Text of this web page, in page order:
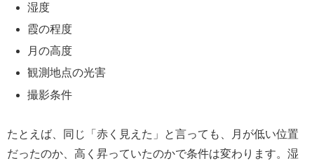
湿度
霞の程度
月の高度
観測地点の光害
撮影条件
たとえば、同じ「赤く見えた」と言っても、月が低い位置
だったのか、高く昇っていたのかで条件は変わります。湿